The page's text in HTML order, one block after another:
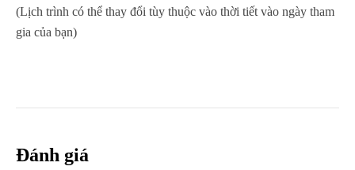
(Lịch trình có thể thay đổi tùy thuộc vào thời tiết vào ngày tham
gia của bạn)
Đánh giá